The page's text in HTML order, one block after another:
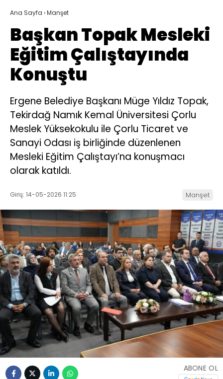
Ana Sayfa ›Manşet
Başkan Topak Mesleki
Eğitim Çalıştayında
Konuştu
Ergene Belediye Başkanı Müge Yıldız Topak,
Tekirdağ Namık Kemal Üniversitesi Çorlu
Meslek Yüksekokulu ile Çorlu Ticaret ve
Sanayi Odası iş birliğinde düzenlenen
Mesleki Eğitim Çalıştayı’na konuşmacı
olarak katıldı.
Giriş: 14-05-2026 11:25 Manşet
ABONE OL